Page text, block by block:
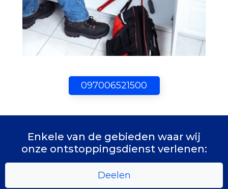
097006521500
Enkele van de gebieden waar wij
onze ontstoppingsdienst verlenen:
Deelen